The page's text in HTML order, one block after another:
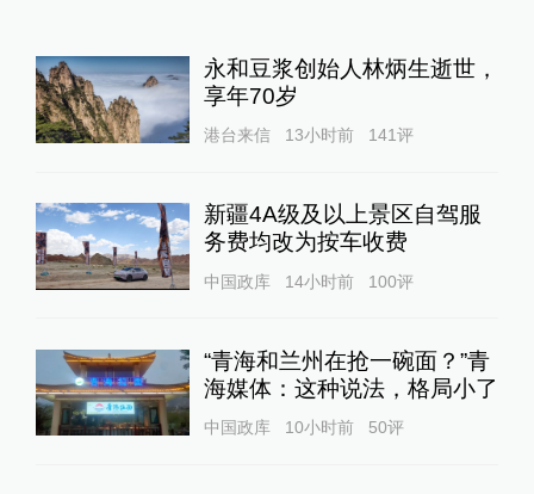
永和豆浆创始人林炳生逝世，
享年70岁
港台来信 13小时前 141评
新疆4A级及以上景区自驾服
务费均改为按车收费
中国政库 14小时前 100评
“青海和兰州在抢一碗面？”青
海媒体：这种说法，格局小了
中国政库 10小时前 50评